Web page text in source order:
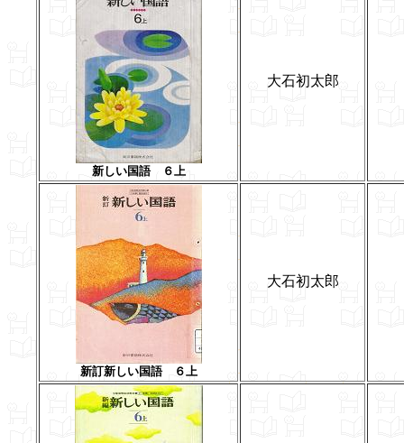
新しい国語 ６上
大石初太郎
新訂新しい国語 ６上
大石初太郎